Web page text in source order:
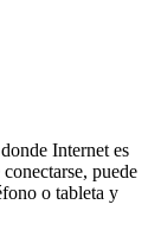
Internet es
puede
o tableta y